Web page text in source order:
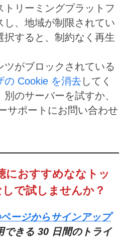
トリーミングプラットフ
し、地域が制限されてい
択すると、制約なく再生
ツがブロックされている
の Cookie を消去してく
のサーバーを試すか、
サポートにお問い合わせ
におすすめななトッ
で試しませんか？
ージからサインアップ
できる 30 日間のトライ